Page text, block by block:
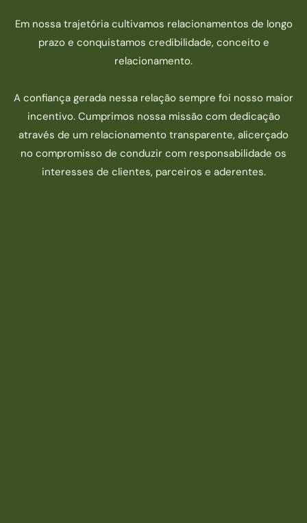
Em nossa trajetória cultivamos relacionamentos de longo
prazo e conquistamos credibilidade, conceito e
relacionamento.
A confiança gerada nessa relação sempre foi nosso maior
incentivo. Cumprimos nossa missão com dedicação
através de um relacionamento transparente, alicerçado
no compromisso de conduzir com responsabilidade os
interesses de clientes, parceiros e aderentes.